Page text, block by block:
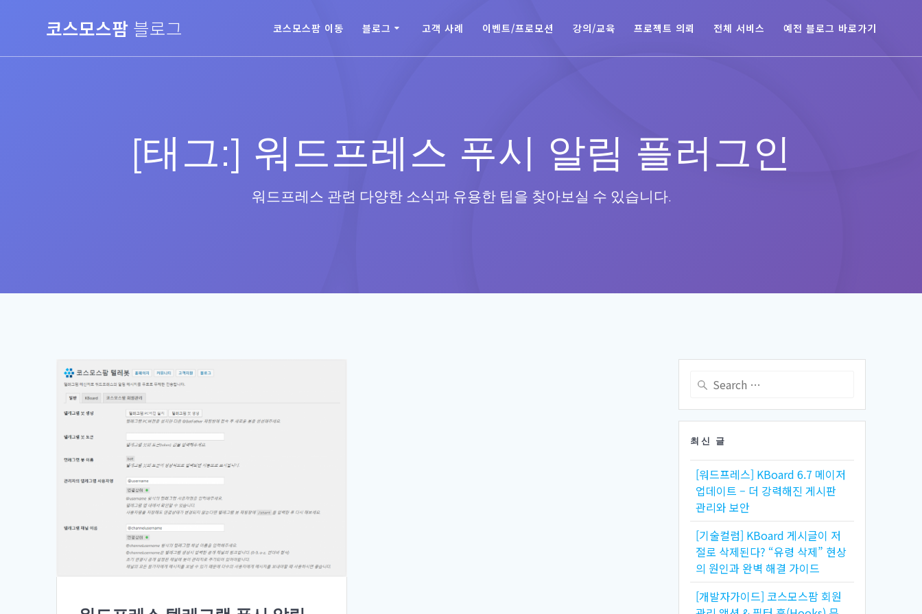
코스모스팜 블로그 코스모스팜 이동 블로그 고객 사례 이벤트/프로모션 강의/교육 프로젝트 의뢰 전체 서비스 예전 블로그 바로가기
[태그:] 워드프레스 푸시 알림 플러그인
워드프레스 관련 다양한 소식과 유용한 팁을 찾아보실 수 있습니다.
Search
for:
최신 글
[워드프레스] KBoard 6.7 메이저
업데이트 – 더 강력해진 게시판
관리와 보안
[기술컬럼] KBoard 게시글이 저
절로 삭제된다? “유령 삭제” 현상
의 원인과 완벽 해결 가이드
[개발자가이드] 코스모스팜 회원